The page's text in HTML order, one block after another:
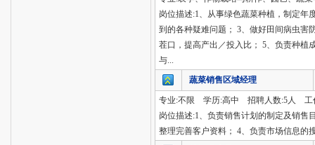
岗位描述:1、从事绿色蔬菜种植，制定年
到的各种疑难问题； 3、做好田间病虫害
茬口，提高产出／投入比； 5、负责种植
与...
蔬菜销售区域经理
专业:不限 学历:高中 招聘人数:5人 工
岗位描述:1、负责销售计划的制定及销售
整理完善客户资料； 4、负责市场信息的